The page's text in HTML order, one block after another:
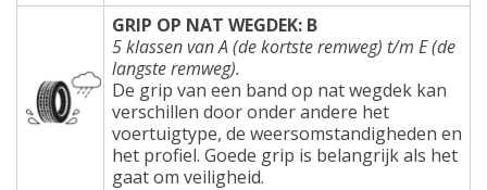
GRIP OP NAT WEGDEK: B
5 klassen van A (de kortste remweg) t/m E (de
langste remweg).
De grip van een band op nat wegdek kan
verschillen door onder andere het
voertuigtype, de weersomstandigheden en
het profiel. Goede grip is belangrijk als het
gaat om veiligheid.